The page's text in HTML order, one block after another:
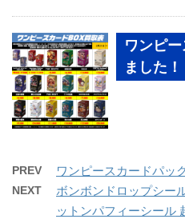
ワンピ
ました
PREV ワンピースカードパッ
NEXT
ボンボンドロップシー
ットンパフィーシール